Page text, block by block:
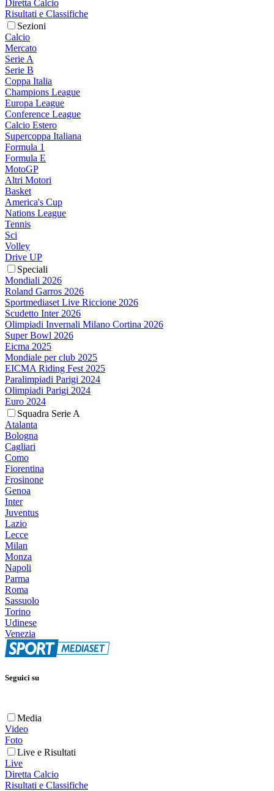
Diretta Calcio
Risultati e Classifiche
Sezioni
Calcio
Mercato
Serie A
Serie B
Coppa Italia
Champions League
Europa League
Conference League
Calcio Estero
Supercoppa Italiana
Formula 1
Formula E
MotoGP
Altri Motori
Basket
America's Cup
Nations League
Tennis
Sci
Volley
Drive UP
Speciali
Mondiali 2026
Roland Garros 2026
Sportmediaset Live Riccione 2026
Scudetto Inter 2026
Olimpiadi Invernali Milano Cortina 2026
Super Bowl 2026
Eicma 2025
Mondiale per club 2025
EICMA Riding Fest 2025
Paralimpiadi Parigi 2024
Olimpiadi Parigi 2024
Euro 2024
Squadra Serie A
Atalanta
Bologna
Cagliari
Como
Fiorentina
Frosinone
Genoa
Inter
Juventus
Lazio
Lecce
Milan
Monza
Napoli
Parma
Roma
Sassuolo
Torino
Udinese
Venezia
Seguici su
Media
Video
Foto
Live e Risultati
Live
Diretta Calcio
Risultati e Classifiche